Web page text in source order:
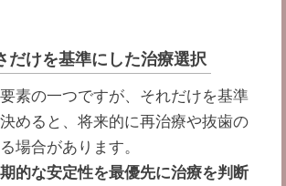
だけを基準にした治療選択
素の一つですが、それだけを基準
めると、将来的に再治療や抜歯の
場合があります。
的な安定性を最優先に治療を判断